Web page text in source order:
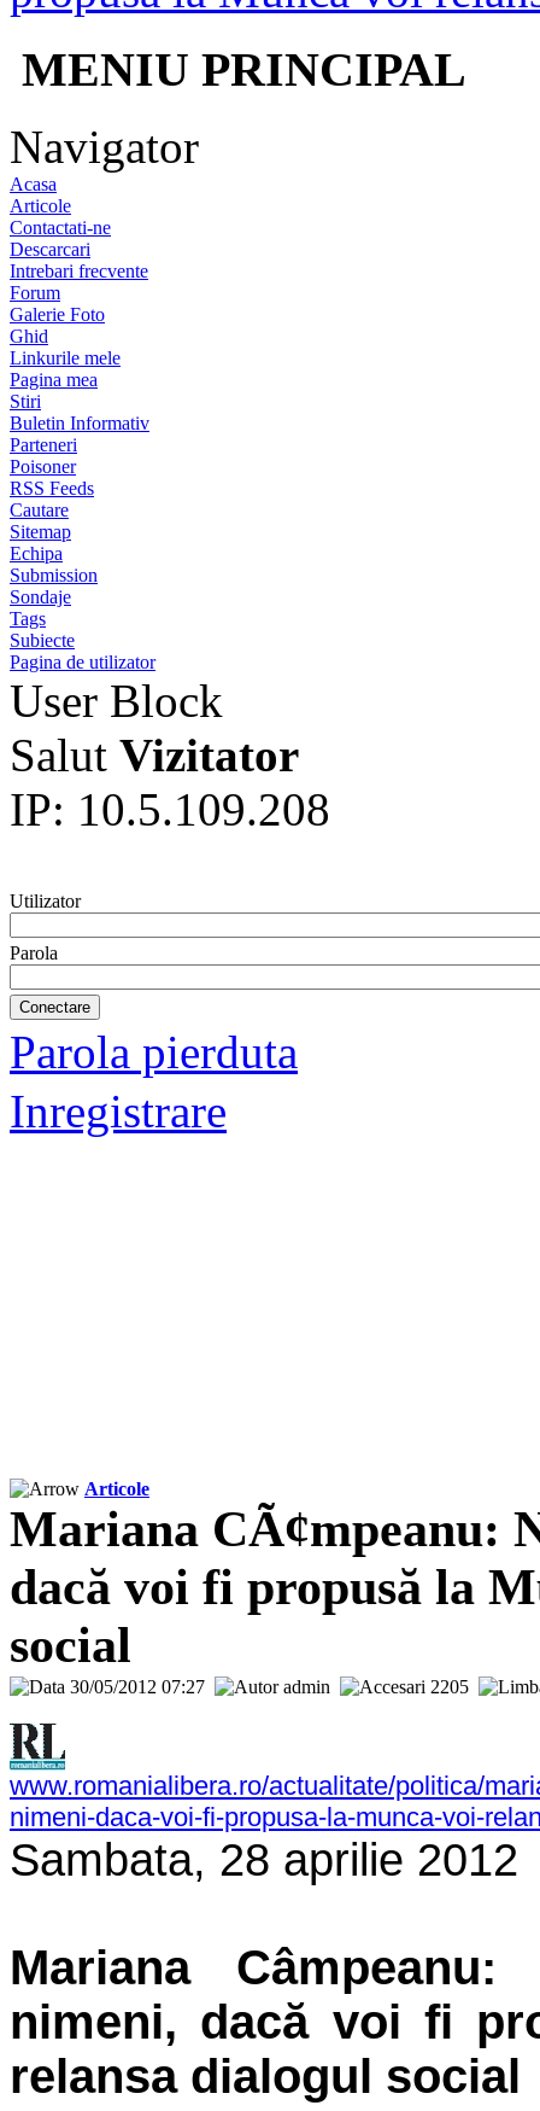
MENIU PRINCIPAL
Navigator
Acasa
Articole
Contactati-ne
Descarcari
Intrebari frecvente
Forum
Galerie Foto
Ghid
Linkurile mele
Pagina mea
Stiri
Buletin Informativ
Parteneri
Poisoner
RSS Feeds
Cautare
Sitemap
Echipa
Submission
Sondaje
Tags
Subiecte
Pagina de utilizator
User Block
Salut Vizitator
IP: 10.5.109.208
Utilizator
Parola
Parola pierduta
Inregistrare
Articole
Mariana CÃ¢mpeanu:
dacă voi fi propusă la
social
30/05/2012 07:27 admin 2205
www.romanialibera.ro/actualitate/politica/
nimeni-daca-voi-fi-propusa-la-munca-voi-
Sambata, 28 aprilie 2012
Mariana
nimeni, dacă voi fi
relansa dialogul social